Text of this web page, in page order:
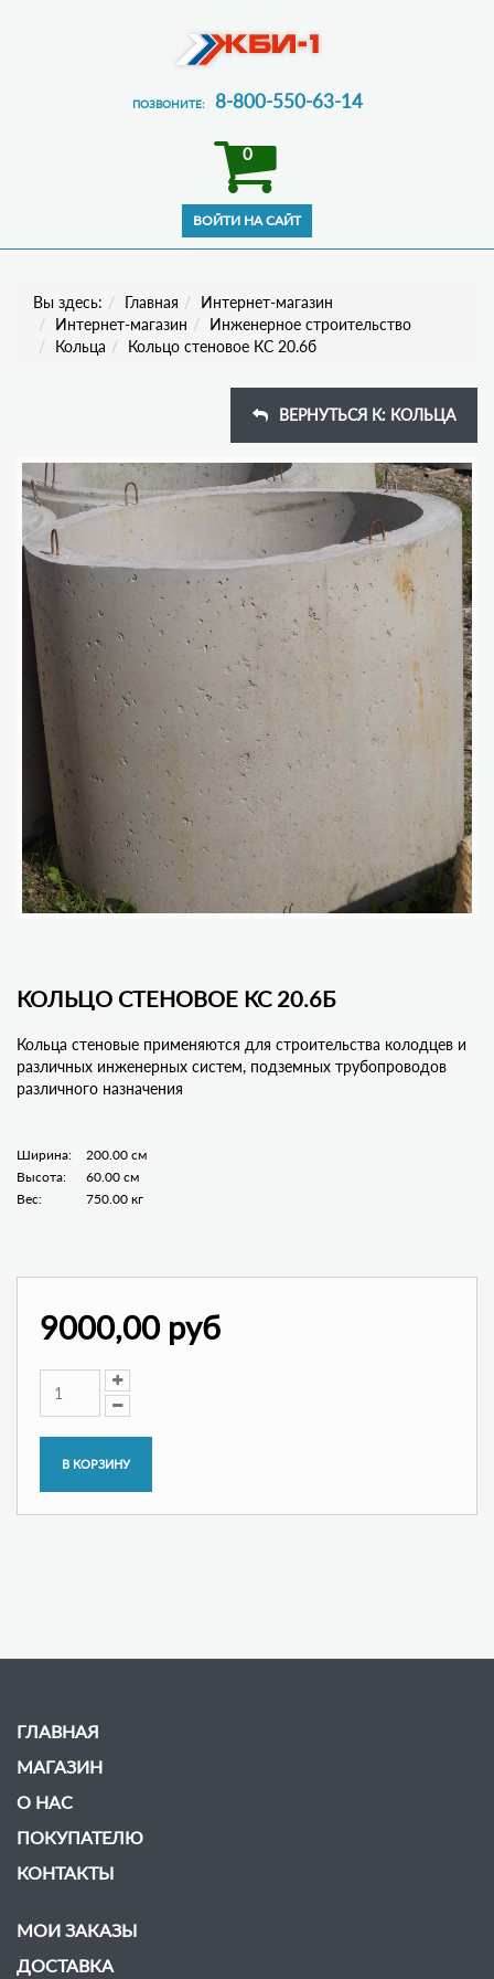
ПОЗВОНИТЕ: 8-800-550-63-14
0
Вы здесь: Главная
Интернет-магазин
Интернет-магазин
Инженерное строительство
Кольца
Кольцо стеновое КС 20.6б
ВЕРНУТЬСЯ К: КОЛЬЦА
КОЛЬЦО СТЕНОВОЕ КС 20.6Б
Кольца стеновые применяются для строительства колодцев и
различных инженерных систем, подземных трубопроводов
различного назначения
Ширина:
200.00 см
Высота:
60.00 см
Вес:
750.00 кг
9000,00 руб
ГЛАВНАЯ
МАГАЗИН
О НАС
ПОКУПАТЕЛЮ
КОНТАКТЫ
МОИ ЗАКАЗЫ
ДОСТАВКА